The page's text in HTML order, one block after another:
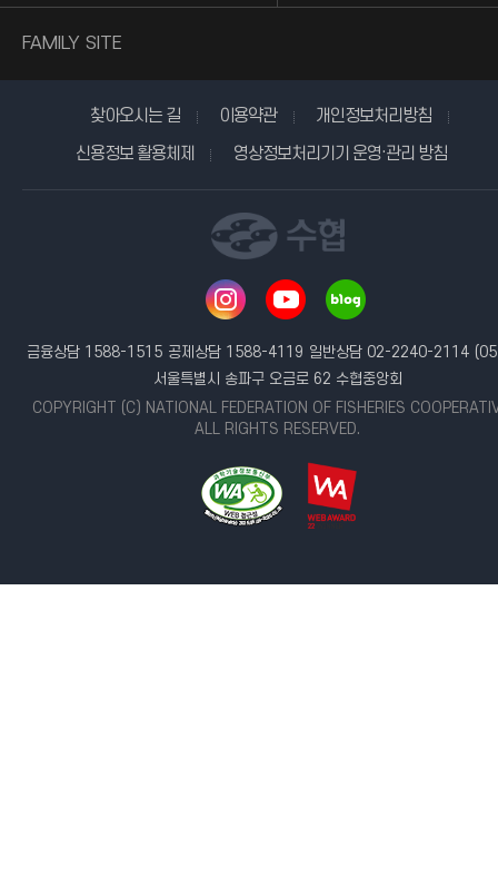
FAMILY SITE
찾아오시는 길 이용약관
개인정보처리방침
신용정보 활용체제
영상정보처리기기 운영·관리 방침
금융상담 1588-1515 공제상담 1588-4119 일반상담 02-2240-2114
서울특별시 송파구 오금로 62 수협중앙회
COPYRIGHT (C) NATIONAL FEDERATION OF FISHERIES
ALL RIGHTS RESERVED.